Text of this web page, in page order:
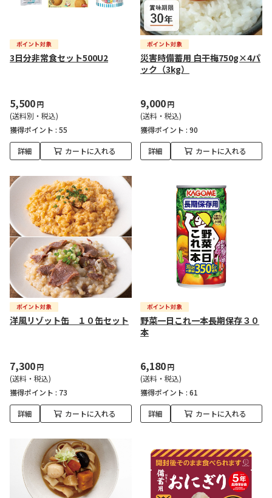
3日分非常食セット500U2
5,500円
(送料別・税込)
獲得ポイント : 55
詳細 カートに入れる
災害時備蓄用 白干梅750g×4パ
ック（3kg）
9,000円
(送料・税込)
獲得ポイント : 90
詳細 カートに入れる
洋風リゾット缶 １０缶セット
7,300円
(送料・税込)
獲得ポイント : 73
詳細 カートに入れる
野菜一日これ一本長期保存３０
本
6,180円
(送料・税込)
獲得ポイント : 61
詳細 カートに入れる